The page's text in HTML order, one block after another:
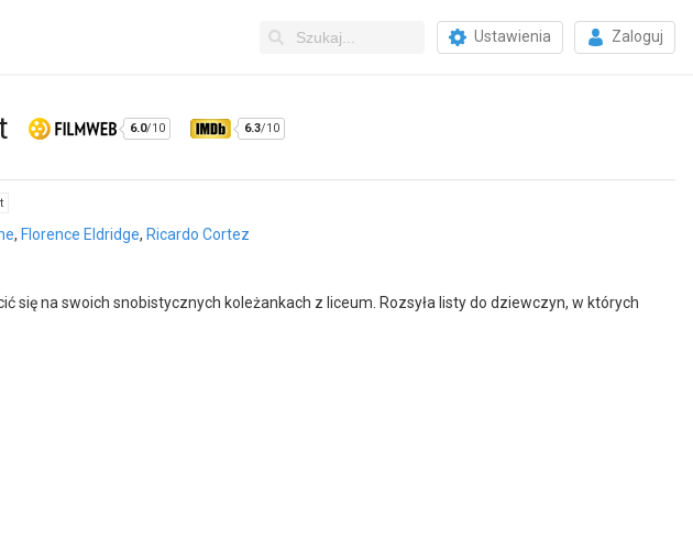
Ustawienia Zaloguj
6.0/10 6.3/10
, Florence Eldridge, Ricardo Cortez
się na swoich snobistycznych koleżankach z liceum. Rozsyła listy do dziewczyn, w których